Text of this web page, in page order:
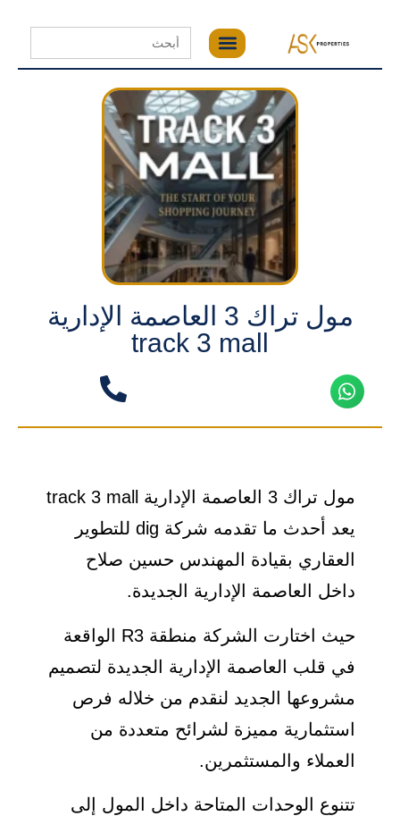
Search
for:
مول تراك 3 العاصمة الإدارية
track 3 mall
مول تراك 3 العاصمة الإدارية track 3 mall
يعد أحدث ما تقدمه شركة dig للتطوير
العقاري بقيادة المهندس حسين صلاح
داخل العاصمة الإدارية الجديدة.
حيث اختارت الشركة منطقة R3 الواقعة
في قلب العاصمة الإدارية الجديدة لتصميم
مشروعها الجديد لنقدم من خلاله فرص
استثمارية مميزة لشرائح متعددة من
العملاء والمستثمرين.
تتنوع الوحدات المتاحة داخل المول إلى